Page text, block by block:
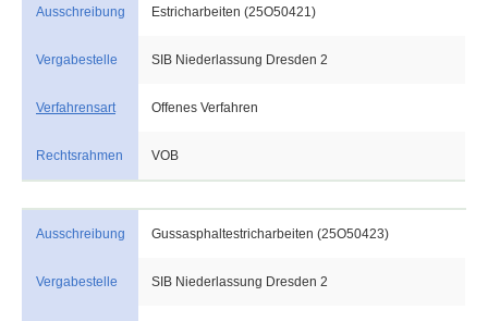
Ausschreibung Estricharbeiten (25O50421)
Vergabestelle SIB Niederlassung Dresden 2
Verfahrensart Offenes Verfahren
Rechtsrahmen VOB
Ausschreibung Gussasphaltestricharbeiten (25O50423)
Vergabestelle SIB Niederlassung Dresden 2